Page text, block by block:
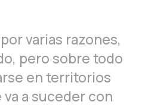
varias razones,
pero sobre todo
en territorios
a suceder con